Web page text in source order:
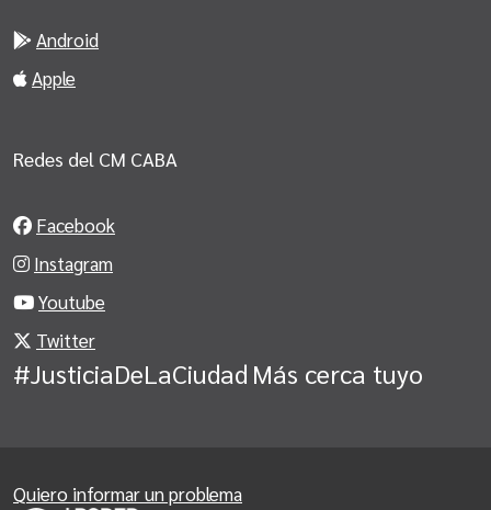
Android
Apple
Redes del CM CABA
Facebook
Instagram
Youtube
Twitter
#JusticiaDeLaCiudad Más cerca tuyo
Quiero informar un problema